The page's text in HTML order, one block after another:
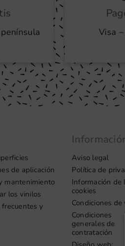
Visa
de aplicación
mantenimiento
los vinilos
y
Aviso legal
Política de
Información de
cookies
Condiciones de
Condiciones
generales de
contratación